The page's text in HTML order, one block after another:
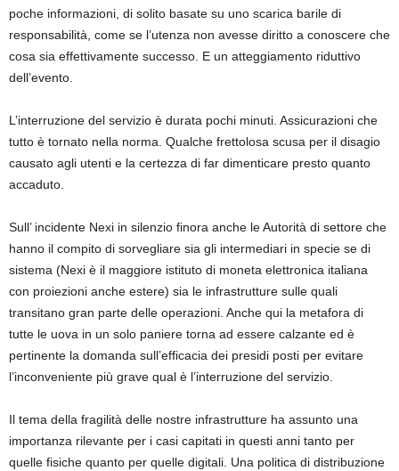
poche informazioni, di solito basate su uno scarica barile di
responsabilità, come se l’utenza non avesse diritto a conoscere che
cosa sia effettivamente successo. E un atteggiamento riduttivo
dell’evento.
L’interruzione del servizio è durata pochi minuti. Assicurazioni che
tutto è tornato nella norma. Qualche frettolosa scusa per il disagio
causato agli utenti e la certezza di far dimenticare presto quanto
accaduto.
Sull’ incidente Nexi in silenzio finora anche le Autorità di settore che
hanno il compito di sorvegliare sia gli intermediari in specie se di
sistema (Nexi è il maggiore istituto di moneta elettronica italiana
con proiezioni anche estere) sia le infrastrutture sulle quali
transitano gran parte delle operazioni. Anche qui la metafora di
tutte le uova in un solo paniere torna ad essere calzante ed è
pertinente la domanda sull’efficacia dei presidi posti per evitare
l’inconveniente più grave qual è l’interruzione del servizio.
Il tema della fragilità delle nostre infrastrutture ha assunto una
importanza rilevante per i casi capitati in questi anni tanto per
quelle fisiche quanto per quelle digitali. Una politica di distribuzione